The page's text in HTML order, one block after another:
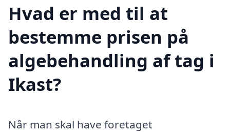
Hvad er med til at
bestemme prisen på
algebehandling af tag i
Ikast?
Når man skal have foretaget